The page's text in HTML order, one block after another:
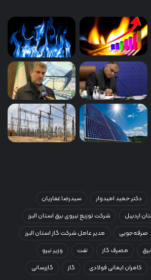
دکتر حمید امیدوار
سیدرضا غفاریان
اردبیل
شرکت توزیع نیروی برق استان البرز
صرفه‌جویی
مدیر عامل شرکت گاز استان البرز
مصرف گاز نفت
وزیر نیرو
کامران ایمانی فولادی گاز گازرسانی